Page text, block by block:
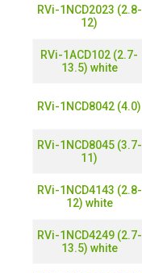
RVi-1NCD2023 (2.8-
12)
RVi-1ACD102 (2.7-
13.5) white
RVi-1NCD8042 (4.0)
RVi-1NCD8045 (3.7-
11)
RVi-1NCD4143 (2.8-
12) white
RVi-1NCD4249 (2.7-
13.5) white